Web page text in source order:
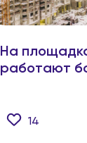
На
работают
14